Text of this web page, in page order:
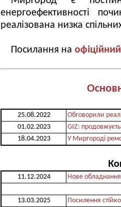
енергоефективності
реалізована низка
Посилання на
25.08.2022
Обговорили
01.02.2023
GIZ:
18.04.2023
У Миргороді
11.12.2024 Нове
13.03.2025 Посилення